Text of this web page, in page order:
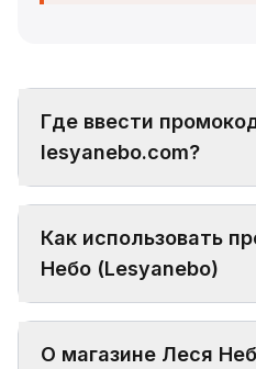
Где ввести
lesyanebo.com?
Как использовать
Небо (Lesyanebo)
О магазине Леся